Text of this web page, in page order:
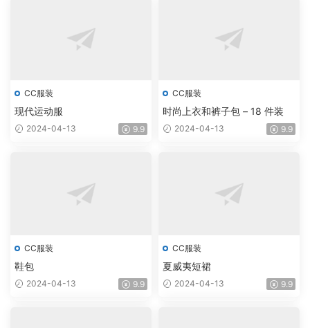
CC服装
现代运动服
2024-04-13 9.9
CC服装
时尚上衣和裤子包 – 18 件装
2024-04-13 9.9
CC服装
鞋包
2024-04-13 9.9
CC服装
夏威夷短裙
2024-04-13 9.9